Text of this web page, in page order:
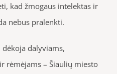
kad žmogaus intelektas ir
nebus pralenkti.
dėkoja dalyviams,
rėmėjams – Šiaulių miesto